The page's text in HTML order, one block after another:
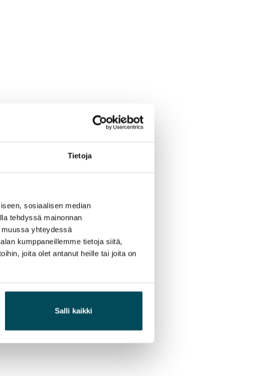
Tietoja
sosiaalisen median
tehdyssä mainonnan
yhteydessä
kumppaneillemme tietoja siitä,
joita olet antanut heille tai joita on
Salli kaikki